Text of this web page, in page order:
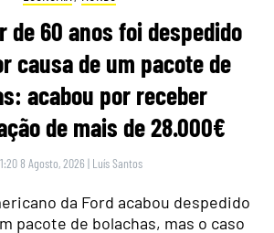
de 60 anos foi despedido
causa de um pacote de
acabou por receber
de mais de 28.000€
8 Agosto, 2026 | Luís Santos
da Ford acabou despedido
pacote de bolachas, mas o caso